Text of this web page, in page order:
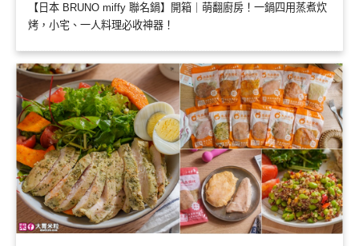
【日本 BRUNO miffy 聯名鍋】開箱｜萌翻廚房！一鍋四用蒸煮炊
烤，小宅、一人料理必收神器！